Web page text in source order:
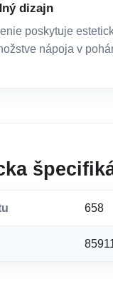
dizajn
poskytuje
nápoja v
658